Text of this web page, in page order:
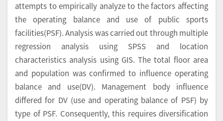
attempts to empirically analyze to the factors affecting
the operating balance and use of public sports
facilities(PSF). Analysis was carried out through multiple
regression analysis using SPSS and location
characteristics analysis using GIS. The total floor area
and population was confirmed to influence operating
balance and use(DV). Management body influence
differed for DV (use and operating balance of PSF) by
type of PSF. Consequently, this requires diversification